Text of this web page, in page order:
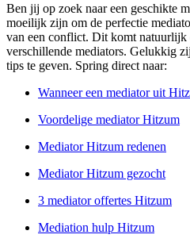
Ben jij op zoek naar een geschikte
moeilijk zijn om de perfectie
van een conflict. Dit komt natuurlijk
verschillende mediators. Gelukkig
tips te geven. Spring direct naar:
Wanneer een mediator uit
Voordelige mediator Hitzum
Mediator Hitzum redenen
Mediator Hitzum gezocht
3 mediator offertes Hitzum
Mediation hulp Hitzum